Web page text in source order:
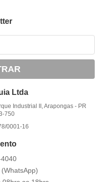
Ltda
Industrial II, Arapongas - PR
750
0001-16
(WhatsApp)